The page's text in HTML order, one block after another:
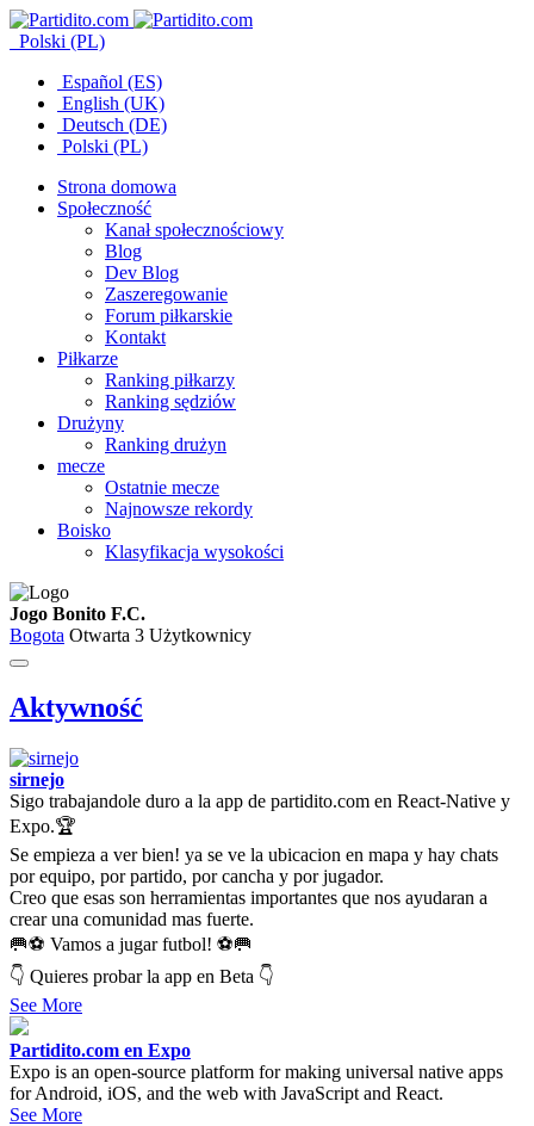
Polski (PL)
Español (ES)
English (UK)
Deutsch (DE)
Polski (PL)
Strona domowa
Społeczność
Kanał społecznościowy
Blog
Dev Blog
Zaszeregowanie
Forum piłkarskie
Kontakt
Piłkarze
Ranking piłkarzy
Ranking sędziów
Drużyny
Ranking drużyn
mecze
Ostatnie mecze
Najnowsze rekordy
Boisko
Klasyfikacja wysokości
Jogo Bonito F.C.
Bogota Otwarta 3 Użytkownicy
Aktywność
sirnejo
Sigo trabajandole duro a la app de partidito.com en React-Native y
Expo.🏆
Se empieza a ver bien! ya se ve la ubicacion en mapa y hay chats
por equipo, por partido, por cancha y por jugador.
Creo que esas son herramientas importantes que nos ayudaran a
crear una comunidad mas fuerte.
🥅⚽ Vamos a jugar futbol! ⚽🥅
👇 Quieres probar la app en Beta 👇
See More
Partidito.com en Expo
Expo is an open-source platform for making universal native apps
for Android, iOS, and the web with JavaScript and React.
See More